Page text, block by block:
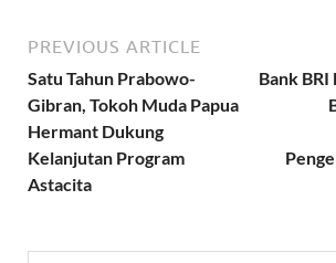
PREVIOUS ARTICLE
Satu Tahun Prabowo-
Gibran, Tokoh Muda Papua
Hermant Dukung
Kelanjutan Program
Astacita
Bank